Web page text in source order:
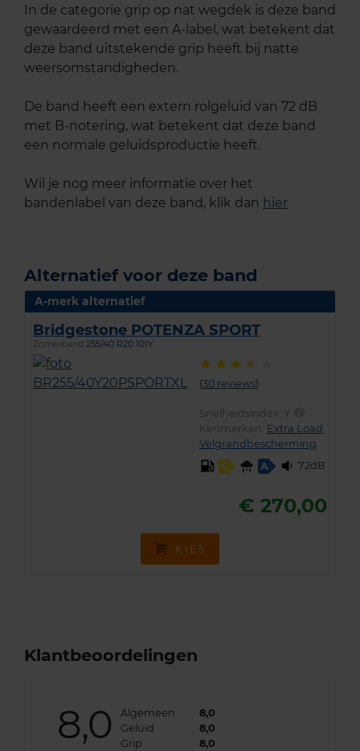
In de categorie grip op nat wegdek is deze band
gewaardeerd met een A-label, wat betekent dat
deze band uitstekende grip heeft bij natte
weersomstandigheden.
De band heeft een extern rolgeluid van 72 dB
met B-notering, wat betekent dat deze band
een normale geluidsproductie heeft.
Wil je nog meer informatie over het
bandenlabel van deze band, klik dan hier
Alternatief voor deze band
A-merk alternatief
Bridgestone POTENZA SPORT
Zomerband 255/40 R20 101Y
(30 reviews)
Snelheidsindex: Y
Kenmerken: Extra Load
Velgrandbescherming
C
A 72dB
€ 270,00
KIES
Klantbeoordelingen
8,0 Algemeen
8,0
Geluid
8,0
Grip
8,0